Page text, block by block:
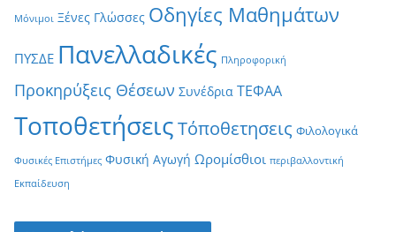
Μόνιμοι Ξένες Γλώσσες Οδηγίες Μαθημάτων
ΠΥΣΔΕ Πανελλαδικές Πληροφορική
Προκηρύξεις Θέσεων Συνέδρια ΤΕΦΑΑ
ΤοποθετήσειςΤόποθετησεις Φιλολογικά
Φυσικές Επιστήμες Φυσική Αγωγή Ωρομίσθιοι περιβαλλοντική
Εκπαίδευση